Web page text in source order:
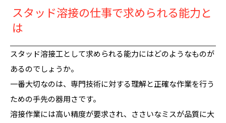
スタッド溶接の仕事で求められる能力と
は
スタッド溶接工として求められる能力にはどのようなものが
あるのでしょうか。
一番大切なのは、専門技術に対する理解と正確な作業を行う
ための手先の器用さです。
溶接作業には高い精度が要求され、ささいなミスが品質に大